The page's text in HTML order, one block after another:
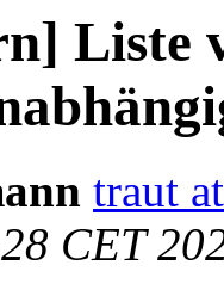
Liste
traut
CET